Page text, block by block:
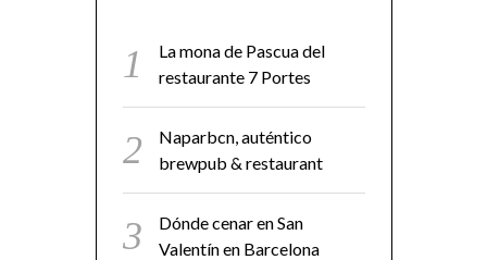
La mona de Pascua del
restaurante 7 Portes
Naparbcn, auténtico
brewpub & restaurant
Dónde cenar en San
Valentín en Barcelona